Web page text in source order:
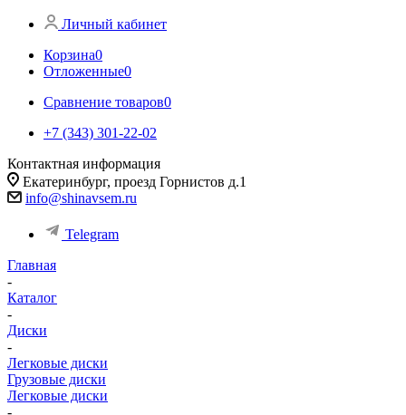
Личный кабинет
Корзина0
Отложенные0
Сравнение товаров0
+7 (343) 301-22-02
Контактная информация
Екатеринбург, проезд Горнистов д.1
info@shinavsem.ru
Telegram
Главная
-
Каталог
-
Диски
-
Легковые диски
Грузовые диски
Легковые диски
-